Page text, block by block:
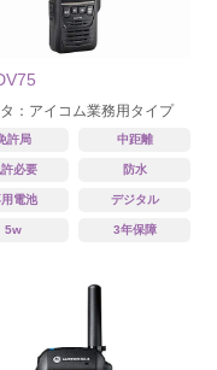
：アイコム業務用タイプ
許局 中距離
必要 防水
電池 デジタル
5w 3年保障